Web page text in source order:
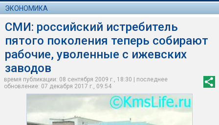
ЭКОНОМИКА
СМИ: российский истребитель
пятого поколения теперь собирают
рабочие, уволенные с ижевских
заводов
время публикации: 08 сентября 2009 г., 18:30 | последнее
обновление: 07 декабря 2017 г., 09:54